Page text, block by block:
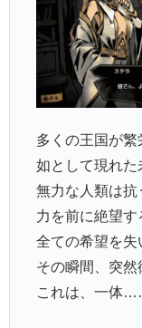
多くの王国が
如として現れた
無力な人類は抗
力を前に絶望す
全ての希望を失
その瞬間、突然
これは、一体